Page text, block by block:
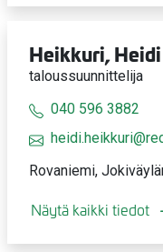
Heikkuri, Heidi
taloussuunnittelija
040 596 3882
Rovaniemi,
Näytä kaikki tiedot